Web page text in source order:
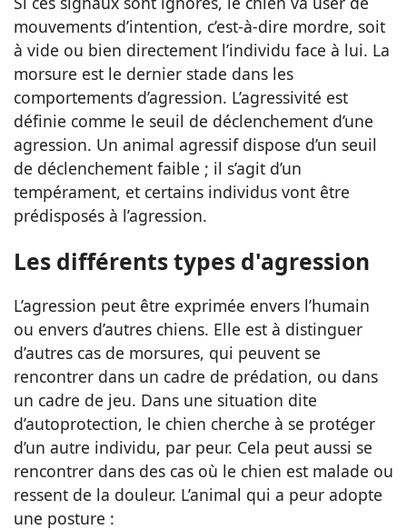
mouvements d’intention, c’est-à-dire mordre, soit
à vide ou bien directement l’individu face à lui. La
morsure est le dernier stade dans les
comportements d’agression. L’agressivité est
définie comme le seuil de déclenchement d’une
agression. Un animal agressif dispose d’un seuil
de déclenchement faible ; il s’agit d’un
tempérament, et certains individus vont être
prédisposés à l’agression.
Les différents types d'agression
L’agression peut être exprimée envers l’humain
ou envers d’autres chiens. Elle est à distinguer
d’autres cas de morsures, qui peuvent se
rencontrer dans un cadre de prédation, ou dans
un cadre de jeu. Dans une situation dite
d’autoprotection, le chien cherche à se protéger
d’un autre individu, par peur. Cela peut aussi se
rencontrer dans des cas où le chien est malade ou
ressent de la douleur. L’animal qui a peur adopte
une posture :